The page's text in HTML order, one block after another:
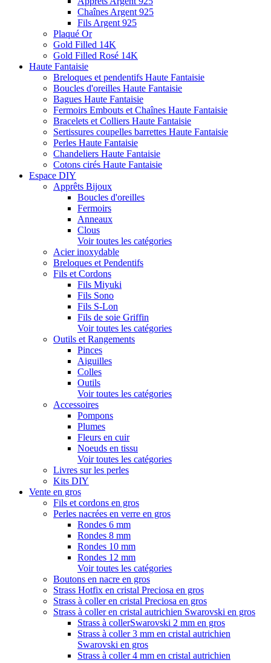
Chaînes Argent 925
Fils Argent 925
Plaqué Or
Gold Filled 14K
Gold Filled Rosé 14K
Haute Fantaisie
Breloques et pendentifs Haute Fantaisie
Boucles d'oreilles Haute Fantaisie
Bagues Haute Fantaisie
Fermoirs Embouts et Chaînes Haute Fantaisie
Bracelets et Colliers Haute Fantaisie
Sertissures coupelles barrettes Haute Fantaisie
Perles Haute Fantaisie
Chandeliers Haute Fantaisie
Cotons cirés Haute Fantaisie
Espace DIY
Apprêts Bijoux
Boucles d'oreilles
Fermoirs
Anneaux
Clous
Voir toutes les catégories
Acier inoxydable
Breloques et Pendentifs
Fils et Cordons
Fils Miyuki
Fils Sono
Fils S-Lon
Fils de soie Griffin
Voir toutes les catégories
Outils et Rangements
Pinces
Aiguilles
Colles
Outils
Voir toutes les catégories
Accessoires
Pompons
Plumes
Fleurs en cuir
Noeuds en tissu
Voir toutes les catégories
Livres sur les perles
Kits DIY
Vente en gros
Fils et cordons en gros
Perles nacrées en verre en gros
Rondes 6 mm
Rondes 8 mm
Rondes 10 mm
Rondes 12 mm
Voir toutes les catégories
Boutons en nacre en gros
Strass Hotfix en cristal Preciosa en gros
Strass à coller en cristal Preciosa en gros
Strass à coller en cristal autrichien Swarovski en gros
Strass à collerSwarovski 2 mm en gros
Strass à coller 3 mm en cristal autrichien
Swarovski en gros
Strass à coller 4 mm en cristal autrichien